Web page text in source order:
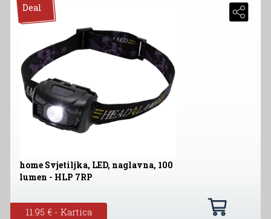
Deal
home Svjetiljka, LED, naglavna, 100
lumen - HLP 7RP
11.95 € - Kartica